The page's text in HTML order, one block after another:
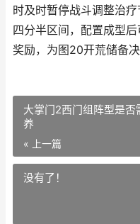
时及时暂停战斗调整治
四分半区间，配置成型
奖励，为图20开荒储备决
大掌门2西门组阵型是
养
« 上一篇
没有了！